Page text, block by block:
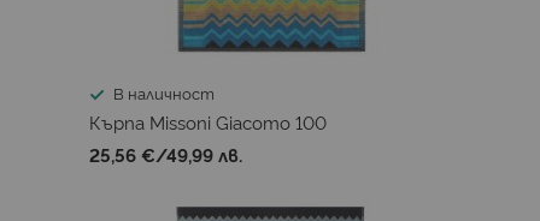
В наличност
Кърпа Missoni Giacomo 100
25,56 €/49,99 лв.